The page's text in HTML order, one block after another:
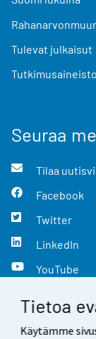
Tietoa
Käytämme
Tulevat julkaisut
Seuraa
Tilaa
Facebook
Twitter
LinkedIn
YouTube